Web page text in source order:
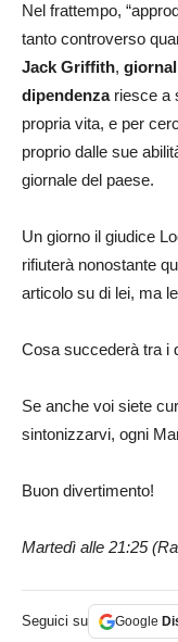
Nel frattempo,
tanto controverso
Jack Griffith,
dipendenzariesce a
propria vita, e per
proprio dalle sue
giornale del paese.
Un giorno il giudice
rifiuterà nonostante
articolo su di lei, ma
Cosa succederà tra i
Se anche voi siete
sintonizzarvi, ogni
Buon divertimento!
Martedì alle 21:25
Seguici su Google